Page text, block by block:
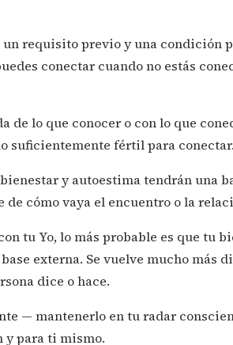
requisito previo y una condición
conectar cuando no estás
de lo que conocer o con lo que
suficientemente fértil para conectar.
y autoestima tendrán una
cómo vaya el encuentro o la
tu Yo, lo más probable es que tu
externa. Se vuelve mucho más
dice o hace.
— mantenerlo en tu radar
y para ti mismo.